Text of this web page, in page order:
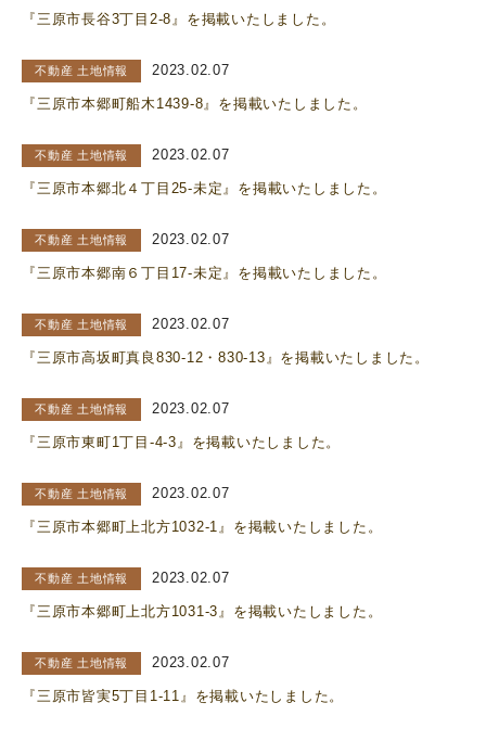
『三原市長谷3丁目2-8』を掲載いたしました。
不動産 土地情報 2023.02.07
『三原市本郷町船木1439-8』を掲載いたしました。
不動産 土地情報 2023.02.07
『三原市本郷北４丁目25-未定』を掲載いたしました。
不動産 土地情報 2023.02.07
『三原市本郷南６丁目17-未定』を掲載いたしました。
不動産 土地情報 2023.02.07
『三原市高坂町真良830-12・830-13』を掲載いたしました。
不動産 土地情報 2023.02.07
『三原市東町1丁目-4-3』を掲載いたしました。
不動産 土地情報 2023.02.07
『三原市本郷町上北方1032-1』を掲載いたしました。
不動産 土地情報 2023.02.07
『三原市本郷町上北方1031-3』を掲載いたしました。
不動産 土地情報 2023.02.07
『三原市皆実5丁目1-11』を掲載いたしました。